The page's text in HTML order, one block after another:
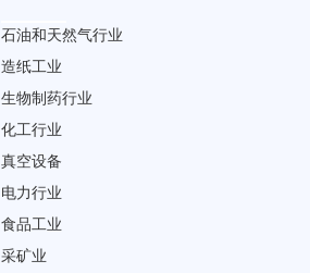
石油和天然气行业
造纸工业
生物制药行业
化工行业
真空设备
电力行业
食品工业
采矿业